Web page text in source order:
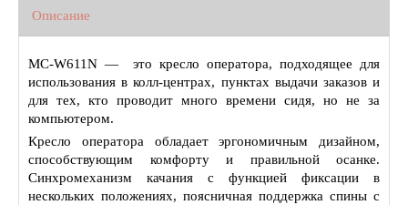
Описание
MC-W611N — это кресло оператора, подходящее для
использования в колл-центрах, пунктах выдачи заказов и
для тех, кто проводит много времени сидя, но не за
компьютером.
Кресло оператора обладает эргономичным дизайном,
способствующим комфорту и правильной осанке.
Синхромеханизм качания с функцией фиксации в
нескольких положениях, поясничная поддержка спины с